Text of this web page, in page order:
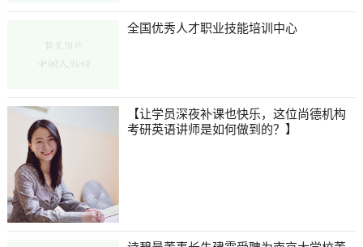
全国优秀人才职业技能培训中心
【让学员深夜补课也快乐，这位尚德机构
考研英语讲师是如何做到的？】